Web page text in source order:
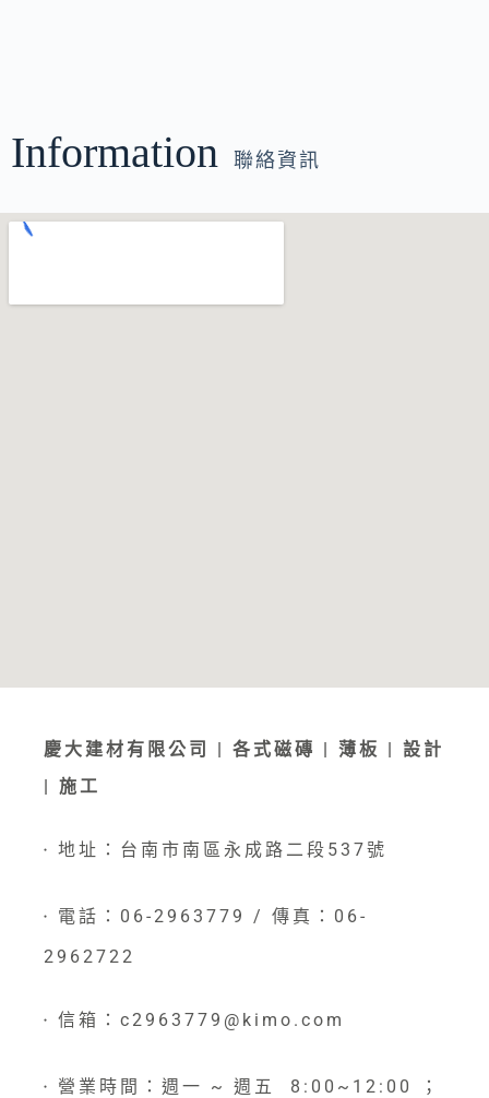
Information 聯絡資訊
慶大建材有限公司 | 各式磁磚 | 薄板 | 設計
| 施工
● 地址：台南市南區永成路二段537號
●
電話：06-2963779 / 傳真：06-
2962722
● 信箱：c2963779@kimo.com
●
營業時間：週一 ~ 週五 8:00~12:00 ；